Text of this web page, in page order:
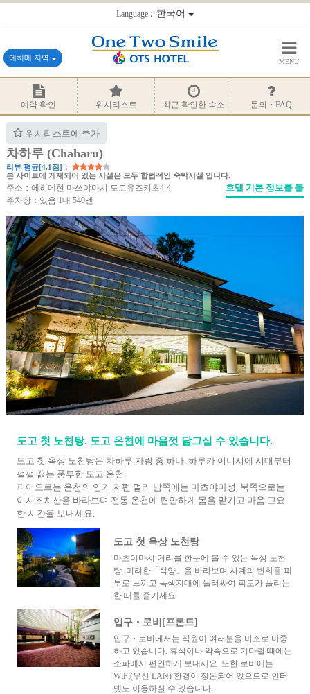
Language：한국어
에히메 지역 MENU
예약 확인 위시리스트 최근 확인한 숙소 문의・FAQ
위시리스트에 추가
차하루 (Chaharu)
리뷰 평균[4.1점]：
본 사이트에 게재되어 있는 시설은 모두 합법적인 숙박시설 입니다.
주소：에히메현 마쓰야마시 도고유즈키초4-4
주차장：있음 1대 540엔
호텔 기본 정보를 볼
도고 첫 노천탕. 도고 온천에 마음껏 담그실 수 있습니다.
도고 첫 옥상 노천탕은 차하루 자랑 중 하나. 하루카 이니시에 시대부터
펄펄 끓는 풍부한 도고 온천.
피어오르는 온천의 연기 저편 멀리 남쪽에는 마츠야마성, 북쪽으로는
이시즈치산을 바라보며 전통 온천에 편안하게 몸을 맡기고 마음 고요
한 시간을 보내세요.
도고 첫 옥상 노천탕
마츠야마시 거리를 한눈에 볼 수 있는 옥상 노천
탕. 미려한「석양」을 바라보며 사계의 변화를 피
부로 느끼고 녹색지대에 둘러싸여 피로가 풀리는
한 때를 즐기세요.
입구・로비[프론트]
입구・로비에서는 직원이 여러분을 미소로 마중
하고 있습니다. 휴식이나 약속으로 기다릴 때에는
소파에서 편안하게 보내세요. 또한 로비에는
WiFi(무선 LAN) 환경이 정돈되어 있으므로 인터
넷도 이용하실 수 있습니다.